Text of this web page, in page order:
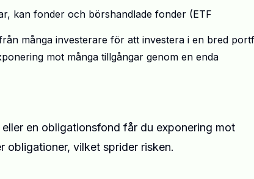
kan fonder och börshandlade fonder (ETF
många investerare för att investera i en bred
mot många tillgångar genom en enda
en obligationsfond får du exponering mot
obligationer, vilket sprider risken.